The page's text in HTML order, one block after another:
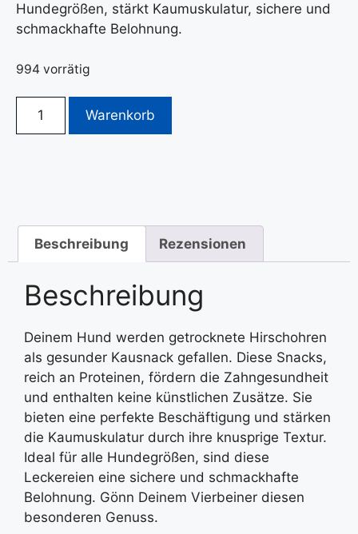
Hundegrößen, stärkt Kaumuskulatur, sichere und
schmackhafte Belohnung.
994 vorrätig
Warenkorb
Beschreibung Rezensionen
Beschreibung
Deinem Hund werden getrocknete Hirschohren
als gesunder Kausnack gefallen. Diese Snacks,
reich an Proteinen, fördern die Zahngesundheit
und enthalten keine künstlichen Zusätze. Sie
bieten eine perfekte Beschäftigung und stärken
die Kaumuskulatur durch ihre knusprige Textur.
Ideal für alle Hundegrößen, sind diese
Leckereien eine sichere und schmackhafte
Belohnung. Gönn Deinem Vierbeiner diesen
besonderen Genuss.